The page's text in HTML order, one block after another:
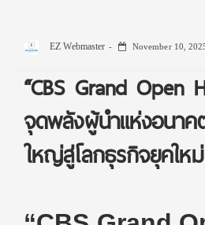
EZ Webmaster November 10,
“CBS Grand Open
จุดพลังผู้นำแห่งอนาค
ใหญ่สู่โลกธุรกิจยุคใหม่